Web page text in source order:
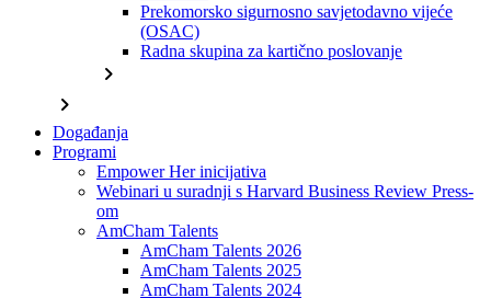
Prekomorsko sigurnosno savjetodavno vijeće
(OSAC)
Radna skupina za kartično poslovanje
chevron_right
chevron_right
Događanja
Programi
Empower Her inicijativa
Webinari u suradnji s Harvard Business Review Press-
om
AmCham Talents
AmCham Talents 2026
AmCham Talents 2025
AmCham Talents 2024